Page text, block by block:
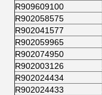
R909609100
R902058575
R902041577
R902059965
R902074950
R902003126
R902024434
R902024433